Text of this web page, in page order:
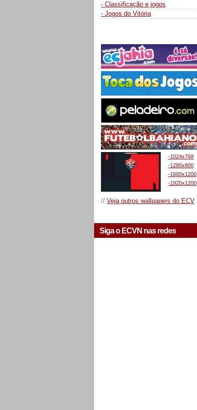
- Classificação e jogos
- Jogos do Vitória
-1024x768
-1280x800
-1600x1200
-1920x1200
// Veja outros wallpapers do ECV
Siga o ECVN nas redes